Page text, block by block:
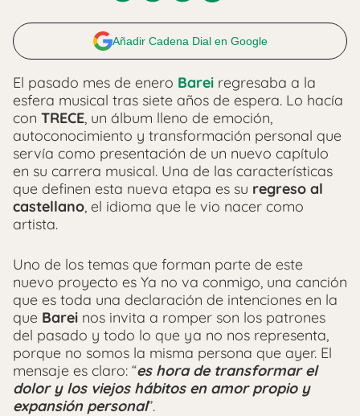
Añadir Cadena Dial en Google
El pasado mes de enero Barei regresaba a la
esfera musical tras siete años de espera. Lo hacía
con TRECE, un álbum lleno de emoción,
autoconocimiento y transformación personal que
servía como presentación de un nuevo capítulo
en su carrera musical. Una de las características
que definen esta nueva etapa es su regreso al
castellano, el idioma que le vio nacer como
artista.
Uno de los temas que forman parte de este
nuevo proyecto es Ya no va conmigo, una canción
que es toda una declaración de intenciones en la
que Barei nos invita a romper son los patrones
del pasado y todo lo que ya no nos representa,
porque no somos la misma persona que ayer. El
mensaje es claro: “es hora de transformar el
dolor y los viejos hábitos en amor propio y
expansión personal”.